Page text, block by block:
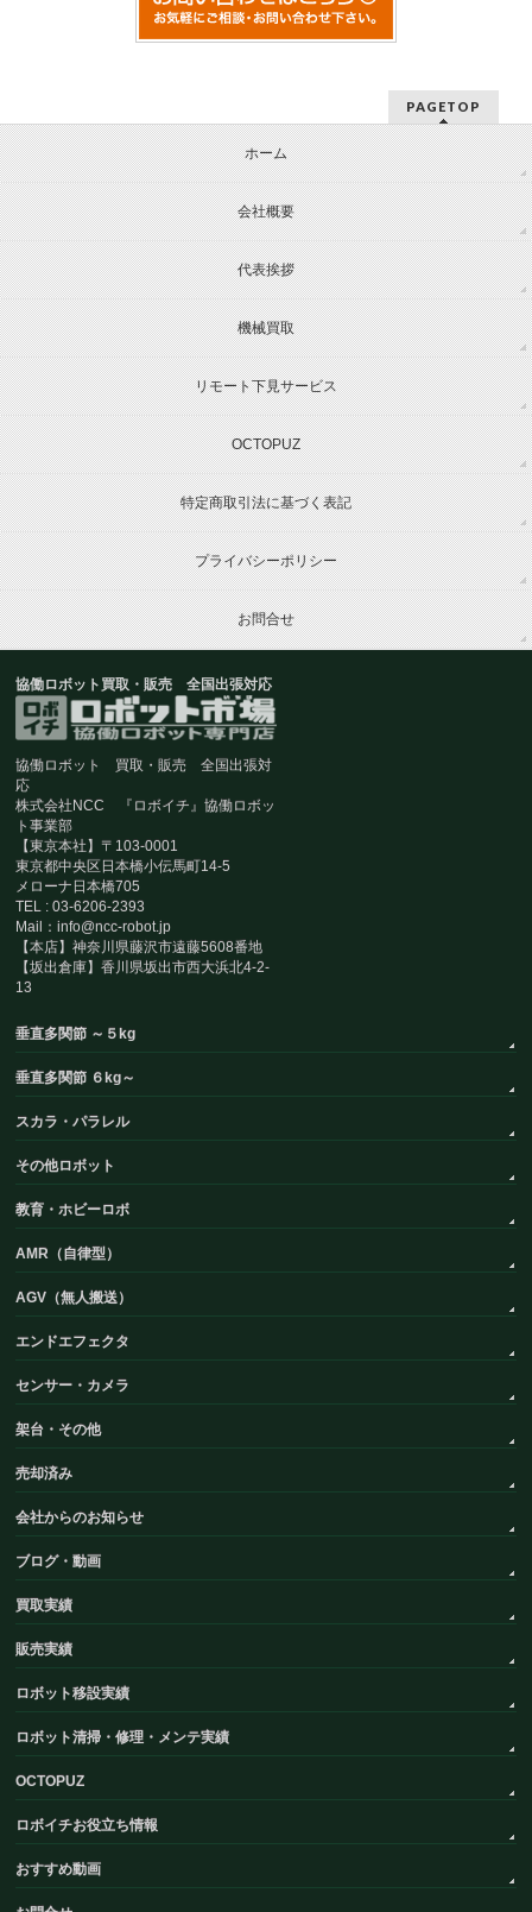
PAGETOP
ホーム
会社概要
代表挨拶
機械買取
リモート下見サービス
OCTOPUZ
特定商取引法に基づく表記
プライバシーポリシー
お問合せ
協働ロボット買取・販売 全国出張対応
協働ロボット 買取・販売 全国出張対
応
株式会社NCC 『ロボイチ』協働ロボッ
ト事業部
【東京本社】〒103-0001
東京都中央区日本橋小伝馬町14-5
メローナ日本橋705
TEL : 03-6206-2393
Mail：info@ncc-robot.jp
【本店】神奈川県藤沢市遠藤5608番地
【坂出倉庫】香川県坂出市西大浜北4-2-
13
垂直多関節 ～５kg
垂直多関節 ６kg～
スカラ・パラレル
その他ロボット
教育・ホビーロボ
AMR（自律型）
AGV（無人搬送）
エンドエフェクタ
センサー・カメラ
架台・その他
売却済み
会社からのお知らせ
ブログ・動画
買取実績
販売実績
ロボット移設実績
ロボット清掃・修理・メンテ実績
OCTOPUZ
ロボイチお役立ち情報
おすすめ動画